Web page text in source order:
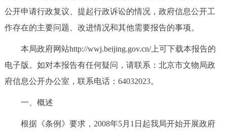
政务服务
便民服务 利企服务 投资项目
中介服务
政民互动
公开申请行政复议、提起行政诉讼的情况，政府信息公开工
作存在的主要问题、改进情况和其他需要报告的事项。
本局政府网站http://wwj.beijing.gov.cn/上可下载本报告的
电子版。如对本报告有任何疑问，请联系：北京市文物局政
府信息公开办公室，联系电话：64032023。
一、概述
根据《条例》要求，2008年5月1日起我局开始开展政府